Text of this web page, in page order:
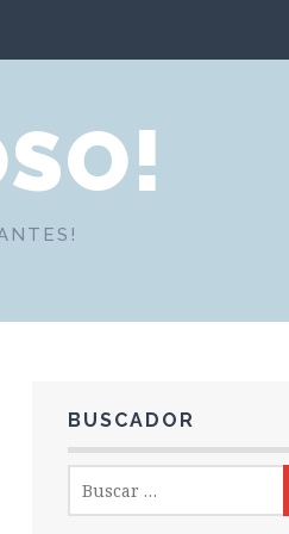
BUSCADOR